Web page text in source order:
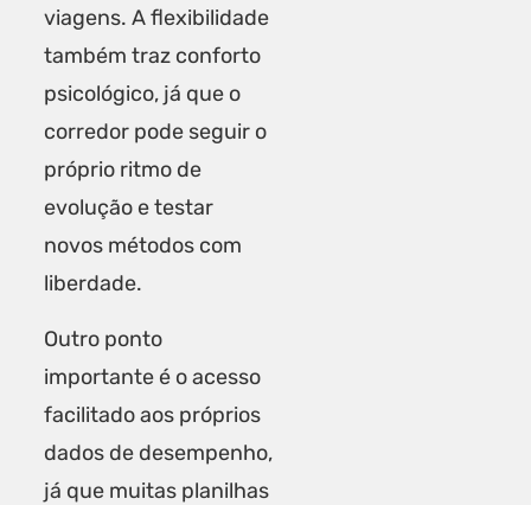
viagens. A flexibilidade
também traz conforto
psicológico, já que o
corredor pode seguir o
próprio ritmo de
evoluçãoe testar
novos métodos com
liberdade.
Outro ponto
importante é o acesso
facilitado aos próprios
dados de desempenho,
já que muitas planilhas